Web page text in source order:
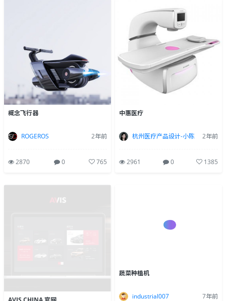
概念飞行器
ROGEROS 2年前
2870 0 765
中惠医疗
杭州医疗产品设计-小陈 2年前
2961 0 1385